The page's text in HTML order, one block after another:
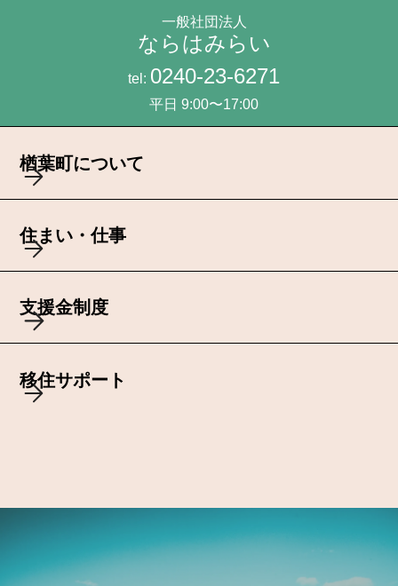
一般社団法人
ならはみらい
tel: 0240-23-6271
平日 9:00〜17:00
楢葉町について
住まい・仕事
支援金制度
移住サポート